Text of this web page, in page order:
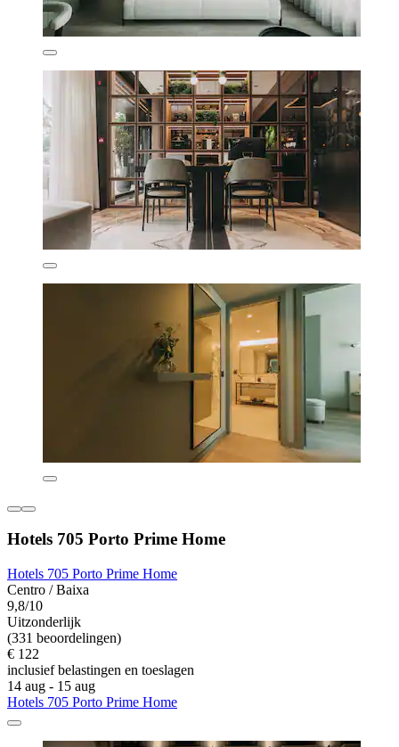
Hotels 705 Porto Prime Home
Hotels 705 Porto Prime Home
Centro / Baixa
9,8/10
Uitzonderlijk
(331 beoordelingen)
€ 122
inclusief belastingen en toeslagen
14 aug - 15 aug
Hotels 705 Porto Prime Home